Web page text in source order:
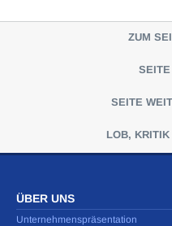
ZUM
SEITE
SEITE
LOB, KRITIK
ÜBER UNS
Unternehmenspräsentation